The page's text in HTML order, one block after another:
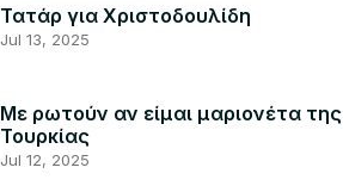
Τατάρ για Χριστοδουλίδη
Jul 13, 2025
Με ρωτούν αν είμαι μαριονέτα της
Τουρκίας
Jul 12, 2025